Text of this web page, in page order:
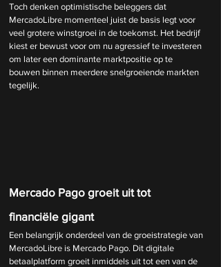
Toch denken optimistische beleggers dat
MercadoLibre momenteel juist de basis legt voor
veel grotere winstgroei in de toekomst. Het bedrijf
kiest er bewust voor om nu agressief te investeren
om later een dominante marktpositie op te
bouwen binnen meerdere snelgroeiende markten
tegelijk.
Mercado Pago groeit uit tot
financiële gigant
Een belangrijk onderdeel van de groeistrategie van
MercadoLibre is Mercado Pago. Dit digitale
betaalplatform groeit inmiddels uit tot een van de